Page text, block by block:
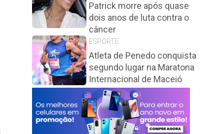
Patrick morre após quase
dois anos de luta contra o
câncer
ESPORTE
Atleta de Penedo conquista
segundo lugar na Maratona
Internacional de Maceió